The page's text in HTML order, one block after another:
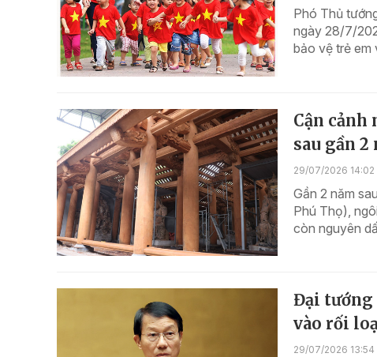
Phó Thủ
ngày 28/7/
bảo vệ trẻ em
Cận cảnh
sau gần
29/07/2026 14:02
Gần 2 năm
Phú Thọ),
còn nguyên
Đại tướng
vào rối
29/07/2026 13:54